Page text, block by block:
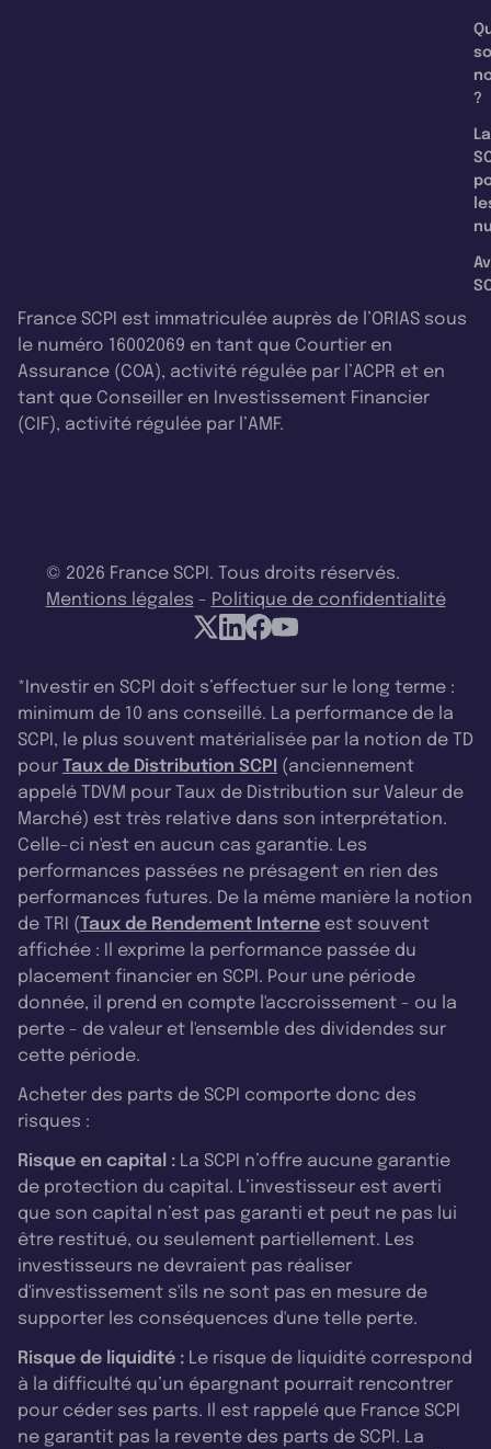
?
La
France SCPI est immatriculée auprès de l’ORIAS sous
le numéro 16002069 en tant que Courtier en
Assurance (COA), activité régulée par l’ACPR et en
tant que Conseiller en Investissement Financier
(CIF), activité régulée par l’AMF.
© 2026 France SCPI. Tous droits réservés.
Mentions légales - Politique de confidentialité
*Investir en SCPI doit s’effectuer sur le long terme :
minimum de 10 ans conseillé. La performance de la
SCPI, le plus souvent matérialisée par la notion de TD
pour Taux de Distribution SCPI (anciennement
appelé TDVM pour Taux de Distribution sur Valeur de
Marché) est très relative dans son interprétation.
Celle-ci n'est en aucun cas garantie. Les
performances passées ne présagent en rien des
performances futures. De la même manière la notion
de TRI (Taux de Rendement Interne est souvent
affichée : Il exprime la performance passée du
placement financier en SCPI. Pour une période
donnée, il prend en compte l'accroissement - ou la
perte - de valeur et l'ensemble des dividendes sur
cette période.
Acheter des parts de SCPI comporte donc des
risques :
Risque en capital : La SCPI n’offre aucune garantie
de protection du capital. L’investisseur est averti
que son capital n’est pas garanti et peut ne pas lui
être restitué, ou seulement partiellement. Les
investisseurs ne devraient pas réaliser
d'investissement s'ils ne sont pas en mesure de
supporter les conséquences d'une telle perte.
Risque de liquidité : Le risque de liquidité correspond
à la difficulté qu’un épargnant pourrait rencontrer
pour céder ses parts. Il est rappelé que France SCPI
ne garantit pas la revente des parts de SCPI. La